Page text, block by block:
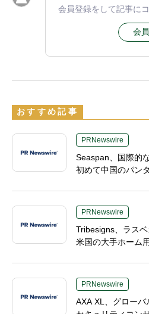
会員登録をして記事に
会
おすすめ記事
PRNewswire
Seaspan、国際的
初めて中国のパン
PRNewswire
Tribesigns、ラス
米国の大手ホーム
PRNewswire
AXA XL、グロー